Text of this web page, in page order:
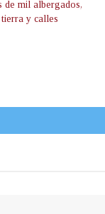
de mil albergados,
y calles